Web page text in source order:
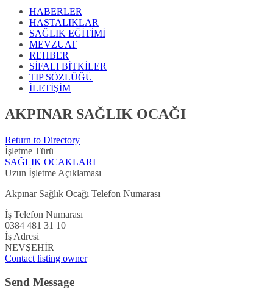
HABERLER
HASTALIKLAR
SAĞLIK EĞİTİMİ
MEVZUAT
REHBER
SİFALI BİTKİLER
TIP SÖZLÜĞÜ
İLETİŞİM
AKPINAR SAĞLIK OCAĞI
Return to Directory
İşletme Türü
SAĞLIK OCAKLARI
Uzun İşletme Açıklaması
Akpınar Sağlık Ocağı Telefon Numarası
İş Telefon Numarası
0384 481 31 10
İş Adresi
NEVŞEHİR
Contact listing owner
Send Message